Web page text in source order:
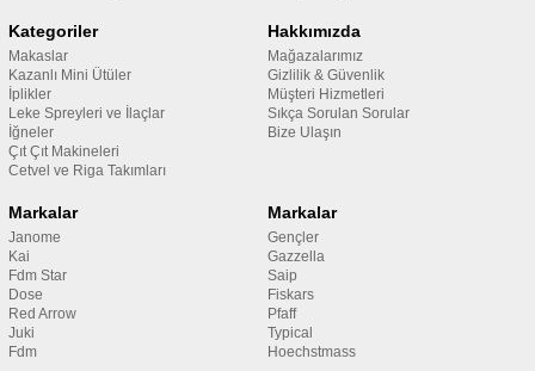
Kategoriler
Makaslar
Kazanlı Mini Ütüler
İplikler
Leke Spreyleri ve İlaçlar
İğneler
Çıt Çıt Makineleri
Cetvel ve Riga Takımları
Hakkımızda
Mağazalarımız
Gizlilik & Güvenlik
Müşteri Hizmetleri
Sıkça Sorulan Sorular
Bize Ulaşın
Markalar
Janome
Kai
Fdm Star
Dose
Red Arrow
Juki
Fdm
Markalar
Gençler
Gazzella
Saip
Fiskars
Pfaff
Typical
Hoechstmass